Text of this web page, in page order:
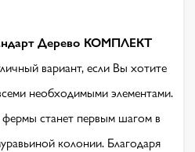
Дерево КОМПЛЕКТ
вариант, если Вы хотите
необходимыми элементами.
станет первым шагом в
колонии. Благодаря